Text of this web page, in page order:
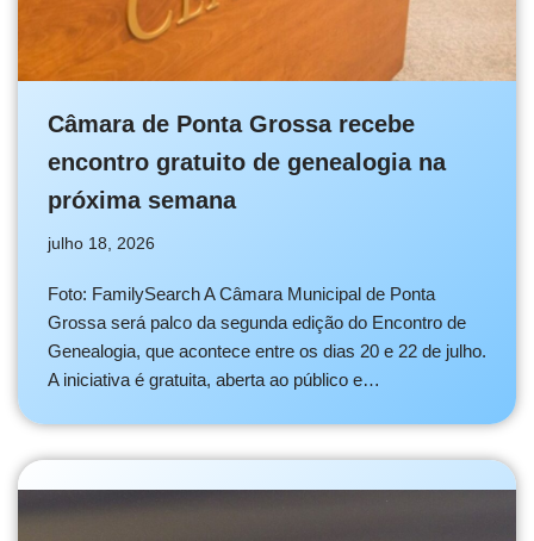
Câmara de Ponta Grossa recebe
encontro gratuito de genealogia na
próxima semana
julho 18, 2026
Foto: FamilySearch A Câmara Municipal de Ponta
Grossa será palco da segunda edição do Encontro de
Genealogia, que acontece entre os dias 20 e 22 de julho.
A iniciativa é gratuita, aberta ao público e…